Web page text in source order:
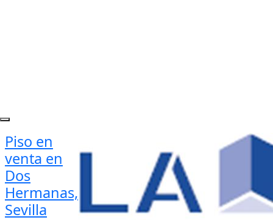
Piso en
venta en
Dos
Hermanas,
Sevilla